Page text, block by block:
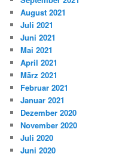
August 2021
Juli 2021
Juni 2021
Mai 2021
April 2021
März 2021
Februar 2021
Januar 2021
Dezember 2020
November 2020
Juli 2020
Juni 2020